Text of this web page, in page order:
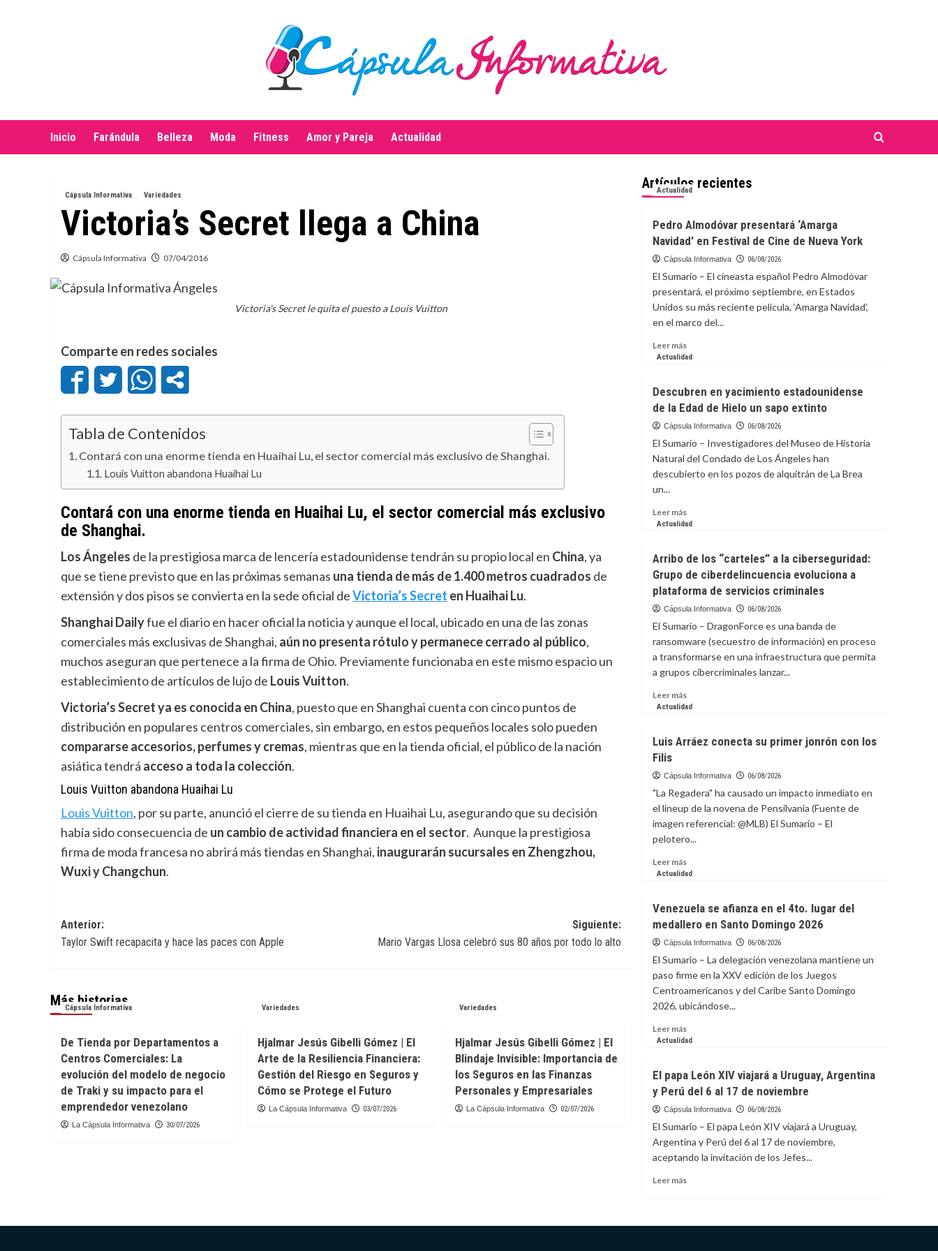
Inicio Farándula Belleza Moda Fitness Amor y Pareja Actualidad
Cápsula Informativa Variedades
Victoria’s Secret llega a China
Cápsula Informativa 07/04/2016
Victoria's Secret le quita el puesto a Louis Vuitton
Comparte en redes sociales
Tabla de Contenidos
Contará con una enorme tienda en Huaihai Lu, el sector comercial más exclusivo de Shanghai.
Louis Vuitton abandona Huaihai Lu
Contará con una enorme tienda en Huaihai Lu, el sector comercial más exclusivo
de Shanghai.
Los Ángeles de la prestigiosa marca de lencería estadounidense tendrán su propio local en China, ya
que se tiene previsto que en las próximas semanas una tienda de más de 1.400 metros cuadrados de
extensión y dos pisos se convierta en la sede oficial deVictoria’s Secret en Huaihai Lu.
Shanghai Dailyfue el diario en hacer oficial la noticia y aunque el local, ubicado en una de las zonas
comerciales más exclusivas de Shanghai, aún no presenta rótulo y permanece cerrado al público,
muchos aseguran que pertenece a la firma de Ohio. Previamente funcionaba en este mismo espacio un
establecimiento de artículos de lujo de Louis Vuitton.
Victoria’s Secret ya es conocida en China, puesto que en Shanghai cuenta con cinco puntos de
distribución en populares centros comerciales, sin embargo, en estos pequeños locales solo pueden
compararse accesorios, perfumes y cremas, mientras que en la tienda oficial, el público de la nación
asiática tendrá acceso a toda la colección.
Louis Vuitton abandona Huaihai Lu
Louis Vuitton, por su parte, anunció el cierre de su tienda en Huaihai Lu, asegurando que su decisión
había sido consecuencia de un cambio de actividad financiera en el sector. Aunque la prestigiosa
firma de moda francesa no abrirá más tiendas en Shanghai, inaugurarán sucursales en Zhengzhou,
Wuxi y Changchun.
Navegación
de
Anterior:
Taylor Swift recapacita y hace las paces con Apple
Siguiente:
Mario Vargas Llosa celebró sus 80 años por todo lo alto
Más historias
Cápsula Informativa
De Tienda por Departamentos a
Centros Comerciales: La
evolución del modelo de negocio
de Traki y su impacto para el
emprendedor venezolano
La Cápsula Informativa 30/07/2026
Variedades
Hjalmar Jesús Gibelli Gómez | El
Arte de la Resiliencia Financiera:
Gestión del Riesgo en Seguros y
Cómo se Protege el Futuro
La Cápsula Informativa 03/07/2026
Variedades
Hjalmar Jesús Gibelli Gómez | El
Blindaje Invisible: Importancia de
los Seguros en las Finanzas
Personales y Empresariales
La Cápsula Informativa 02/07/2026
Artículos recientes
Actualidad
Pedro Almodóvar presentará ‘Amarga
Navidad’ en Festival de Cine de Nueva York
Cápsula Informativa 06/08/2026
El Sumario – El cineasta español Pedro Almodóvar
presentará, el próximo septiembre, en Estados
Unidos su más reciente película, ‘Amarga Navidad’,
en el marco del...
Leer másLeer
más
Almodóvar
presentará
‘Amarga
en
Festival
de
Nueva
York
Actualidad
Descubren en yacimiento estadounidense
de la Edad de Hielo un sapo extinto
Cápsula Informativa 06/08/2026
El Sumario – Investigadores del Museo de Historia
Natural del Condado de Los Ángeles han
descubierto en los pozos de alquitrán de La Brea
un...
Leer másLeer
más
en
yacimiento
estadounidense
Edad
de
Hielo
un
extinto
Actualidad
Arribo de los “carteles” a la ciberseguridad:
Grupo de ciberdelincuencia evoluciona a
plataforma de servicios criminales
Cápsula Informativa 06/08/2026
El Sumario – DragonForce es una banda de
ransomware (secuestro de información) en proceso
a transformarse en una infraestructura que permita
a grupos cibercriminales lanzar...
Leer másLeer
más
de
“carteles”
la
ciberseguridad:
Grupo
de
evoluciona
a
de
criminales
Actualidad
Luis Arráez conecta su primer jonrón con los
Filis
Cápsula Informativa 06/08/2026
"La Regadera" ha causado un impacto inmediato en
el lineup de la novena de Pensilvania (Fuente de
imagen referencial: @MLB) El Sumario – El
pelotero...
Leer másLeer
más
Arráez
conecta
su
jonrón
con
los
Filis
Actualidad
Venezuela se afianza en el 4to. lugar del
medallero en Santo Domingo 2026
Cápsula Informativa 06/08/2026
El Sumario – La delegación venezolana mantiene un
paso firme en la XXV edición de los Juegos
Centroamericanos y del Caribe Santo Domingo
2026, ubicándose...
Leer másLeer
más
se
afianza
en
4to.
lugar
del
en
2026
Actualidad
El papa León XIV viajará a Uruguay, Argentina
y Perú del 6 al 17 de noviembre
Cápsula Informativa 06/08/2026
El Sumario – El papa León XIV viajará a Uruguay,
Argentina y Perú del 6 al 17 de noviembre,
aceptando la invitación de los Jefes...
Leer másLeer